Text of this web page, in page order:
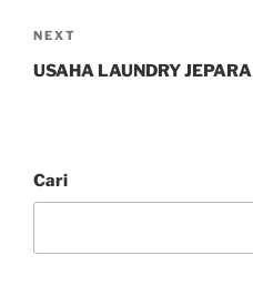
NEXT
USAHA LAUNDRY JEPARA
Cari